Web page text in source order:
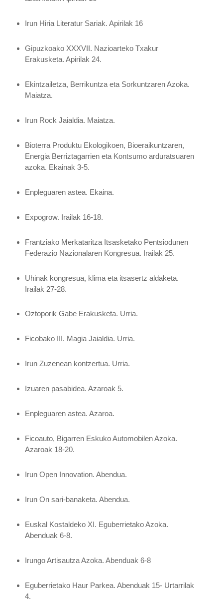
Irun Hiria Literatur Sariak. Apirilak 16
Gipuzkoako XXXVII. Nazioarteko Txakur
Erakusketa. Apirilak 24.
Ekintzailetza, Berrikuntza eta Sorkuntzaren Azoka.
Maiatza.
Irun Rock Jaialdia. Maiatza.
Bioterra Produktu Ekologikoen, Bioeraikuntzaren,
Energia Berriztagarrien eta Kontsumo arduratsuaren
azoka. Ekainak 3-5.
Enpleguaren astea. Ekaina.
Expogrow. Irailak 16-18.
Frantziako Merkataritza Itsasketako Pentsiodunen
Federazio Nazionalaren Kongresua.
Irailak 25.
Uhinak kongresua, klima eta itsasertz aldaketa.
Irailak 27-28.
Oztoporik Gabe Erakusketa. Urria.
Ficobako III. Magia Jaialdia. Urria.
Irun Zuzenean kontzertua. Urria.
Izuaren pasabidea. Azaroak 5.
Enpleguaren astea. Azaroa.
Ficoauto, Bigarren Eskuko Automobilen Azoka.
Azaroak 18-20.
Irun Open Innovation. Abendua.
Irun On sari-banaketa. Abendua.
Euskal Kostaldeko XI. Eguberrietako Azoka.
Abenduak 6-8.
Irungo Artisautza Azoka. Abenduak 6-8
Eguberrietako Haur Parkea. Abenduak 15- Urtarrilak
4.